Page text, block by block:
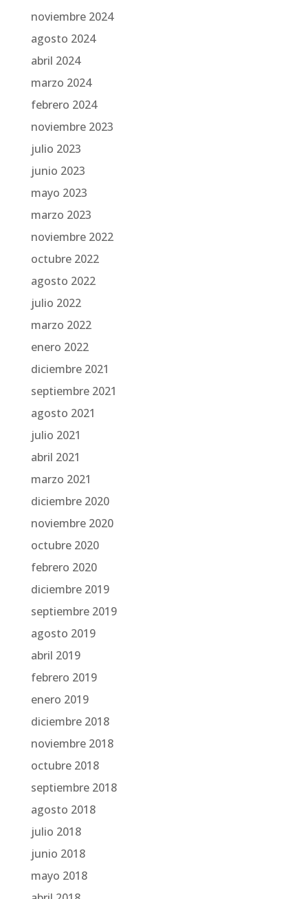
noviembre 2024
agosto 2024
abril 2024
marzo 2024
febrero 2024
noviembre 2023
julio 2023
junio 2023
mayo 2023
marzo 2023
noviembre 2022
octubre 2022
agosto 2022
julio 2022
marzo 2022
enero 2022
diciembre 2021
septiembre 2021
agosto 2021
julio 2021
abril 2021
marzo 2021
diciembre 2020
noviembre 2020
octubre 2020
febrero 2020
diciembre 2019
septiembre 2019
agosto 2019
abril 2019
febrero 2019
enero 2019
diciembre 2018
noviembre 2018
octubre 2018
septiembre 2018
agosto 2018
julio 2018
junio 2018
mayo 2018